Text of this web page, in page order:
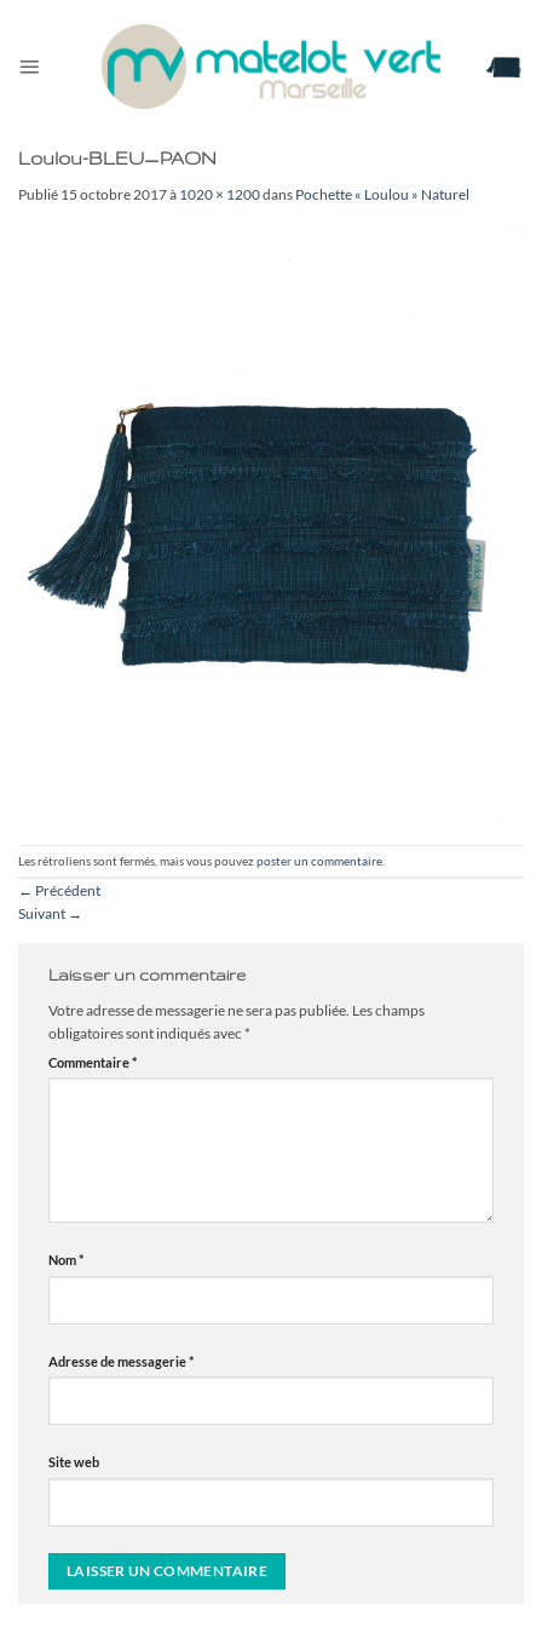
contenu
Loulou-BLEU_PAON
Publié 15 octobre 2017à 1020 × 1200dans Pochette « Loulou » Naturel
Les rétroliens sont fermés, mais vous pouvezposter un commentaire
← Précédent
Suivant →
Laisser un commentaire
Votre adresse de messagerie ne sera pas publiée. Les champs
obligatoires sont indiqués avec *
Commentaire*
Nom*
Adresse de messagerie*
Site web